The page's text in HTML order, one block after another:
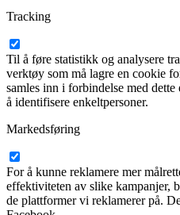
Tracking
Til å føre statistikk og analysere
verktøy som må lagre en cookie
samles inn i forbindelse med
å identifisere enkeltpersoner.
Markedsføring
For å kunne reklamere mer
effektiviteten av slike kampanjer,
de plattformer vi reklamerer på.